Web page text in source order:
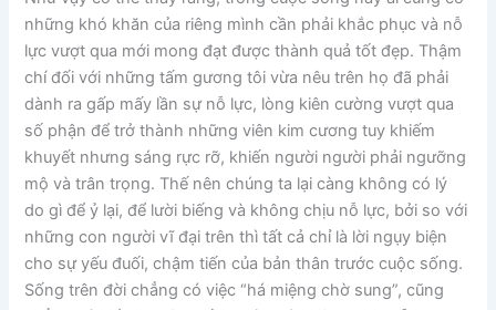
những khó khăn của riêng mình cần phải khắc phục và nỗ
lực vượt qua mới mong đạt được thành quả tốt đẹp. Thậm
chí đối với những tấm gương tôi vừa nêu trên họ đã phải
dành ra gấp mấy lần sự nỗ lực, lòng kiên cường vượt qua
số phận để trở thành những viên kim cương tuy khiếm
khuyết nhưng sáng rực rỡ, khiến người người phải ngưỡng
mộ và trân trọng. Thế nên chúng ta lại càng không có lý
do gì để ỷ lại, để lười biếng và không chịu nỗ lực, bởi so với
những con người vĩ đại trên thì tất cả chỉ là lời ngụy biện
cho sự yếu đuối, chậm tiến của bản thân trước cuộc sống.
Sống trên đời chẳng có việc “há miệng chờ sung”, cũng